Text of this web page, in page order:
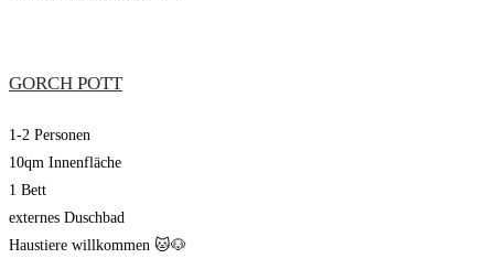
GORCH POTT
1-2 Personen
10qm Innenfläche
1 Bett
externes Duschbad
Haustiere willkommen 🐱🐶